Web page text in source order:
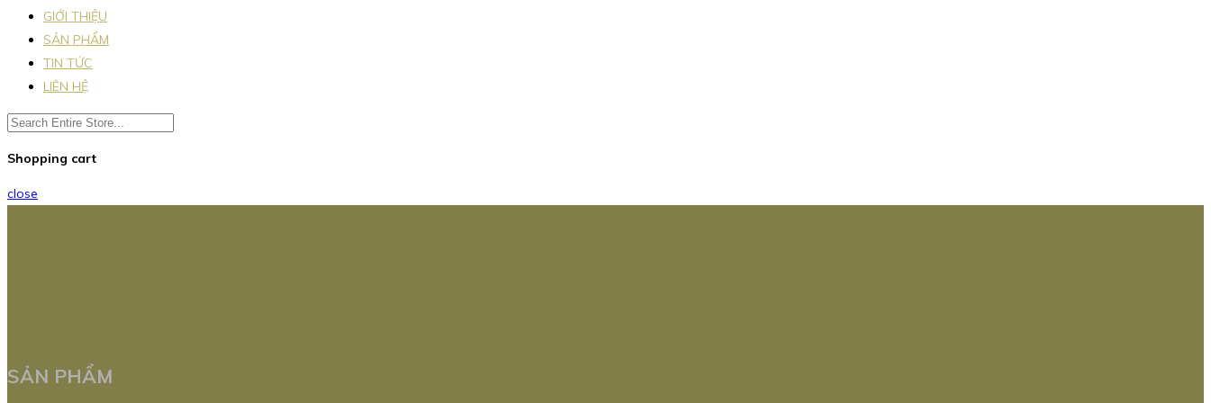
GIỚI THIỆU
SẢN PHẨM
TIN TỨC
LIÊN HỆ
Shopping cart
close
SẢN PHẨM